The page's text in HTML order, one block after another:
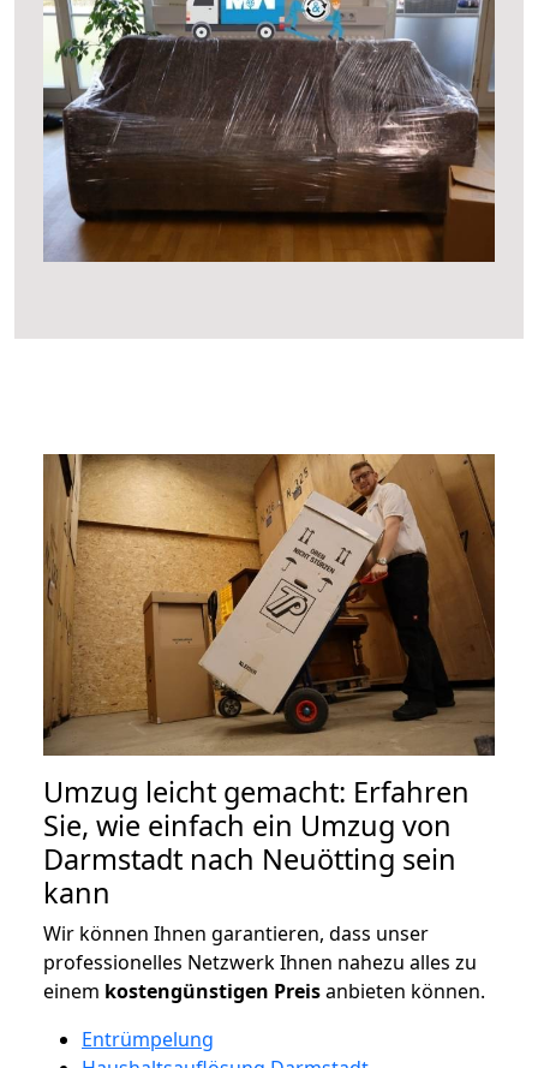
Umzug leicht gemacht: Erfahren
Sie, wie einfach ein Umzug von
Darmstadt nach Neuötting sein
kann
Wir können Ihnen garantieren, dass unser
professionelles Netzwerk Ihnen nahezu alles zu
einem kostengünstigen Preisanbieten können.
Entrümpelung